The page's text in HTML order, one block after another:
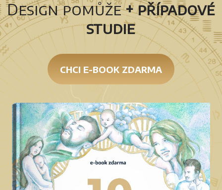
Design pomůže+ případové
studie
CHCI E-BOOK ZDARMA